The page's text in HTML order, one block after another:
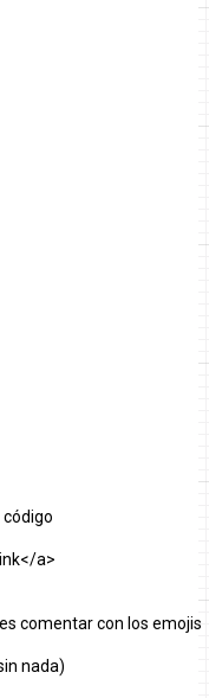
a>
comentar con los emojis
nada)